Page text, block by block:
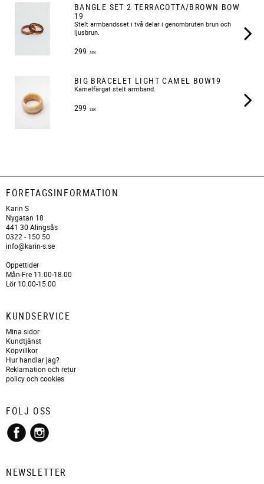
BANGLE SET 2 TERRACOTTA/BROWN BOW
19
​Stelt armbandsset i två delar i genombruten brun och
ljusbrun.
299 SEK
BIG BRACELET LIGHT CAMEL BOW19
Kamelfärgat stelt armband.
299 SEK
FÖRETAGSINFORMATION
Karin S
Nygatan 18
441 30 Alingsås
0322 - 150 50
info@karin-s.se
Öppettider
Mån-Fre 11.00-18.00
Lör 10.00-15.00
KUNDSERVICE
Mina sidor
Kundtjänst
Köpvillkor
Hur handlar jag?
Reklamation och retur
policy och cookies
FÖLJ OSS
NEWSLETTER